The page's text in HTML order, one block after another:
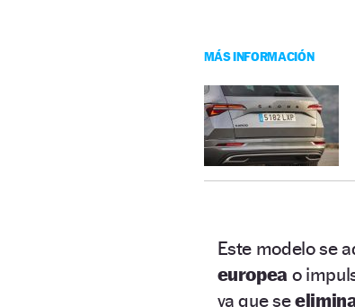
MÁS INFORMACIÓN
Este modelo se
europea o
ya que se